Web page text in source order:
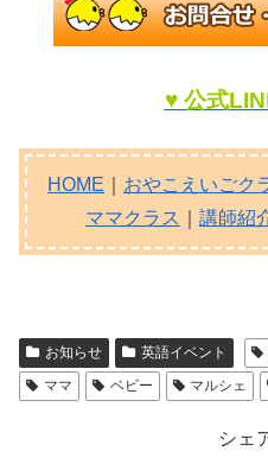
♥ 公式
HOME おやこえいごク
ママクラス
講師紹
お知らせ 英語イベント
ママ
ベビー マルシェ
シェ